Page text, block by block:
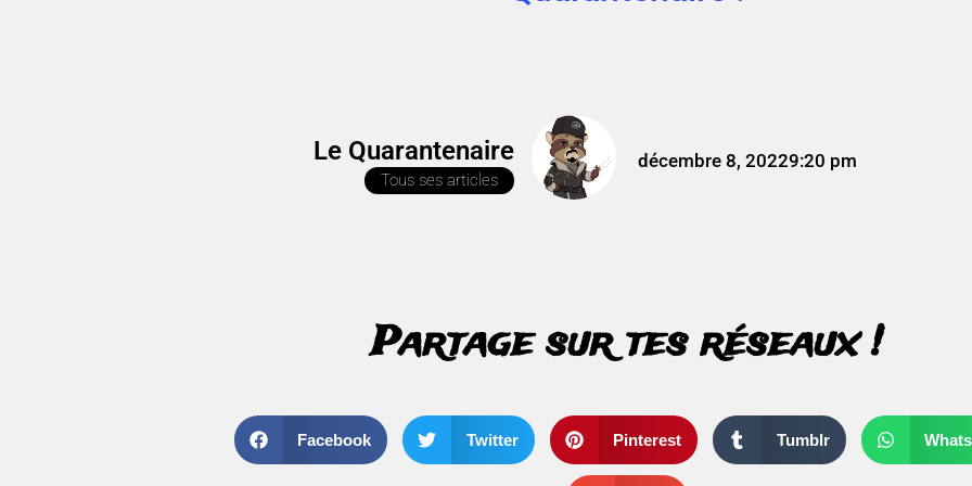
Le Quarantenaire
Tous ses articles
décembre 8, 20229:20 pm
Partage sur tes réseaux !
Facebook Twitter Pinterest Tumblr